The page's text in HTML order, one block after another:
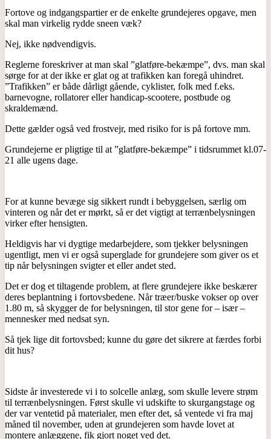
Fortove og indgangspartier er de enkelte grundejeres opgave, men
skal man virkelig rydde sneen væk?
Nej, ikke nødvendigvis.
Reglerne foreskriver at man skal ”glatføre-bekæmpe”, dvs. man skal
sørge for at der ikke er glat og at trafikken kan foregå uhindret.
”Trafikken” er både dårligt gående, cyklister, folk med f.eks.
barnevogne, rollatorer eller handicap-scootere, postbude og
skraldemænd.
Dette gælder også ved frostvejr, med risiko for is på fortove mm.
Grundejerne er pligtige til at ”glatføre-bekæmpe” i tidsrummet kl.07-
21 alle ugens dage.
For at kunne bevæge sig sikkert rundt i bebyggelsen, særlig om
vinteren og når det er mørkt, så er det vigtigt at terrænbelysningen
virker efter hensigten.
Heldigvis har vi dygtige medarbejdere, som tjekker belysningen
ugentligt, men vi er også superglade for grundejere som giver os et
tip når belysningen svigter et eller andet sted.
Det er dog et tiltagende problem, at flere grundejere ikke beskærer
deres beplantning i fortovsbedene. Når træer/buske vokser op over
1.80 m, så skygger de for belysningen, til stor gene for – især –
mennesker med nedsat syn.
Så tjek lige dit fortovsbed; kunne du gøre det sikrere at færdes forbi
dit hus?
Sidste år investerede vi i to solcelle anlæg, som skulle levere strøm
til terrænbelysningen. Først skulle vi udskifte to skurgangstage og
der var ventetid på materialer, men efter det, så ventede vi fra maj
måned til november, uden at grundejeren som havde lovet at
montere anlæggene, fik gjort noget ved det.